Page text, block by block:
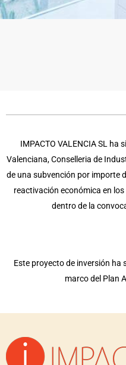
IMPACTO VALENCIA SL ha
Valenciana, Conselleria de
de una subvención por importe
reactivación económica en
dentro de la
Este proyecto de inversión ha
marco del Plan